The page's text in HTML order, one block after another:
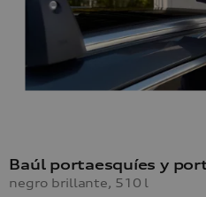
negro brillante, 510 l